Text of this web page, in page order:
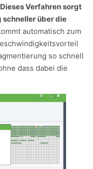
Dieses Verfahren sorgt
über die
automatisch zum
so schnell
dass dabei die